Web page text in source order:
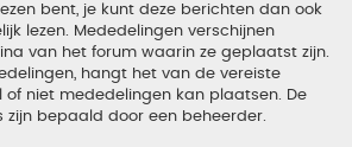
bent, je kunt deze berichten dan ook
lezen. Mededelingen verschijnen
van het forum waarin ze geplaatst zijn.
hangt het van de vereiste
of niet mededelingen kan plaatsen. De
zijn bepaald door een beheerder.